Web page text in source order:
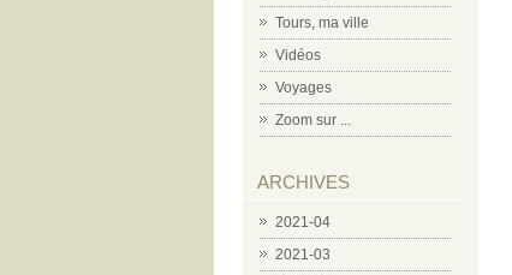
Tours, ma ville
Vidéos
Voyages
Zoom sur ...
ARCHIVES
2021-04
2021-03